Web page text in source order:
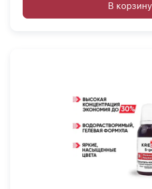
В корзину